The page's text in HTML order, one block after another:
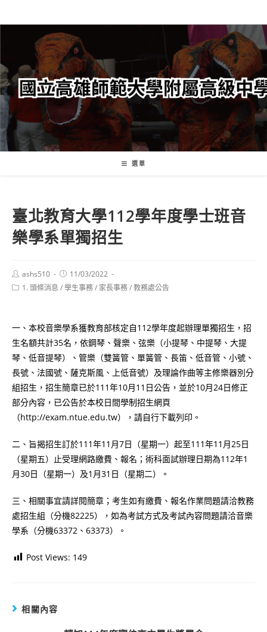
轉
要
內
容
選單
臺北教育大學112學年度學士班音
樂學系單獨招生
Post
author:
ashs510
Post
published:
11/03/2022
Post1. 頭條消息 /學生事務/ 家長事務/教務處公告
一、本校音樂學系獲教育部核定自112學年度起辦理單獨招生，招
生名額共計35名，依鋼琴、聲樂、弦樂（小提琴、中提琴、大提
琴、低音提琴）、管樂（雙簧管、單簧管、長笛、低音管、小號、
長號、法國號、薩克斯風、上低音號）及理論作曲等主修樂器別分
組招生，招生簡章已於111年10月11日公告，並於10月24日修正
部分內容，已公告於本校日間學制招生網頁
（http://exam.ntue.edu.tw），請自行下載列印。
二、旨揭招生訂於111年11月7日（星期一）起至111年11月25日
（星期五）止受理網路繳費、報名；術科面試辦理日期為112年1
月30日（星期一）及1月31日（星期二）。
三、相關事宜請詳閱簡章；考生如有繳費、報名作業問題請洽教務
處招生組（分機82225），如為考試方式及考試內容問題請洽音樂
學系（分機63372、63373）。
Post Views: 149
相關內容